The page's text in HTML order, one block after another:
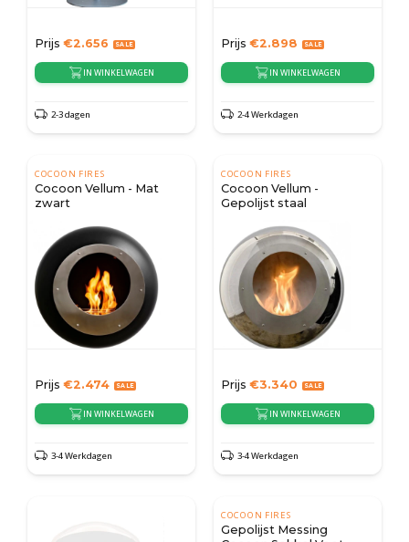
Prijs €2.656
IN WINKELWAGEN
2-3 dagen
Prijs €2.898
IN WINKELWAGEN
2-4 Werkdagen
COCOON FIRES
Cocoon Vellum - Mat
zwart
Prijs €2.474
IN WINKELWAGEN
3-4 Werkdagen
COCOON FIRES
Cocoon Vellum -
Gepolijst staal
Prijs €3.340
IN WINKELWAGEN
3-4 Werkdagen
COCOON FIRES
Gepolijst Messing